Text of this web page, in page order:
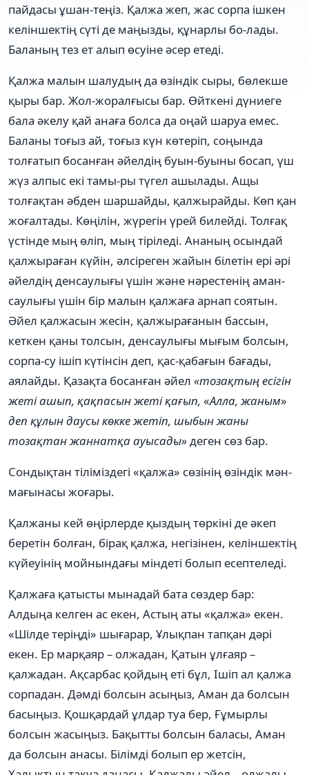
пайдасы ұшан-теңіз. Қалжа жеп, жас сорпа ішкен
келіншектің сүті де маңызды, құнарлы бо-лады.
Баланың тез ет алып өсуіне әсер етеді.
Қалжа малын шалудың да өзіндік сыры, бөлекше
қыры бар. Жол-жоралғысы бар. Өйткені дүниеге
бала әкелу қай анаға болса да оңай шаруа емес.
Баланы тоғыз ай, тоғыз күн көтеріп, соңында
толғатып босанған әйелдің буын-буыны босап, үш
жүз алпыс екі тамы-ры түгел ашылады. Ащы
толғақтан әбден шаршайды, қалжырайды. Көп қан
жоғалтады. Көңілін, жүрегін үрей билейді. Толғақ
үстінде мың өліп, мың тіріледі. Ананың осындай
қалжыраған күйін, әлсіреген жайын білетін ері әрі
әйелдің денсаулығы үшін және нәрестенің аман-
саулығы үшін бір малын қалжаға арнап соятын.
Әйел қалжасын жесін, қалжырағанын бассын,
кеткен қаны толсын, денсаулығы мығым болсын,
сорпа-су ішіп күтінсін деп, қас-қабағын бағады,
аялайды. Қазақта босанған әйел «тозақтың есігін
жеті ашып, қақпасынжеті қағып, «Алла, жаным»
деп құлын даусы көкке жетіп, шыбын жаны
тозақтан жаннатқа ауысады»деген сөз бар.
Сондықтан тіліміздегі «қалжа» сөзінің өзіндік мән-
мағынасы жоғары.
Қалжаны кей өңірлерде қыздың төркіні де әкеп
беретін болған, бірақ қалжа, негізінен, келіншектің
күйеуінің мойнындағы міндеті болып есептеледі.
Қалжаға қатысты мынадай бата сөздер бар:
Алдыңа келген ас екен, Астың аты «қалжа» екен.
«Шілде теріңді» шығарар, Ұлықпан тапқан дәрі
екен. Ер марқаяр – олжадан, Қатын ұлғаяр –
қалжадан. Ақсарбас қойдың еті бұл, Ішіп ал қалжа
сорпадан. Дәмді болсын асыңыз, Аман да болсын
басыңыз. Қошқардай ұлдар туа бер, Ғұмырлы
болсын жасыңыз. Бақытты болсын баласы, Аман
да болсын анасы. Білімді болып ер жетсін,